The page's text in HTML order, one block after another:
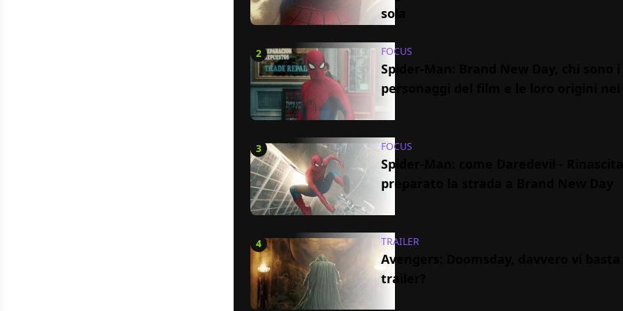
sola
2 FOCUS
Spider-Man: Brand New Day, chi sono i
personaggi del film e le loro origini nei
3 FOCUS
Spider-Man: come Daredevil - Rinascita
preparato la strada a Brand New Day
4 TRAILER
Avengers: Doomsday, davvero vi basta
trailer?